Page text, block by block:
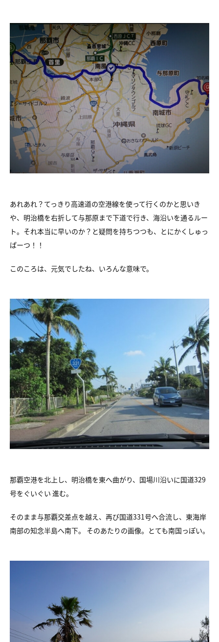
あれあれ？てっきり高速道の空港線を使って行くのかと思いき
や、明治橋を右折して与那原まで下道で行き、海沿いを通るルー
ト。それ本当に早いのか？と疑問を持ちつつも、とにかくしゅっ
ぱーつ！！
このころは、元気でしたね、いろんな意味で。
那覇空港を北上し、明治橋を東へ曲がり、国場川沿いに国道329
号をぐいぐい 進む。
そのまま与那覇交差点を越え、再び国道331号へ合流し、東海岸
南部の知念半島へ南下。 そのあたりの画像。とても南国っぽい。